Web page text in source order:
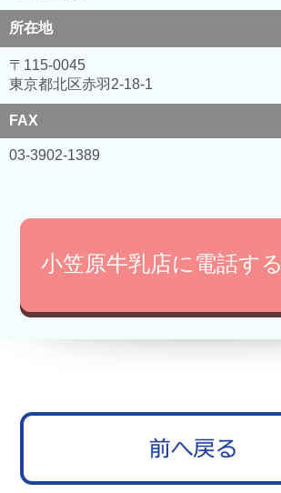
所在地
〒115-0045
東京都北区赤羽2-18-1
FAX
03-3902-1389
小笠原牛乳店に電話する